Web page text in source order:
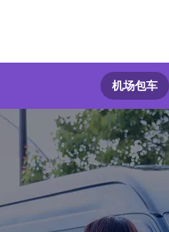
机场包车